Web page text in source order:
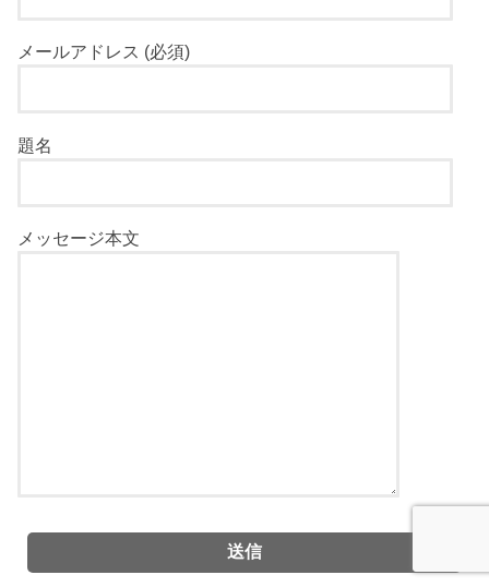
メールアドレス (必須)
題名
メッセージ本文